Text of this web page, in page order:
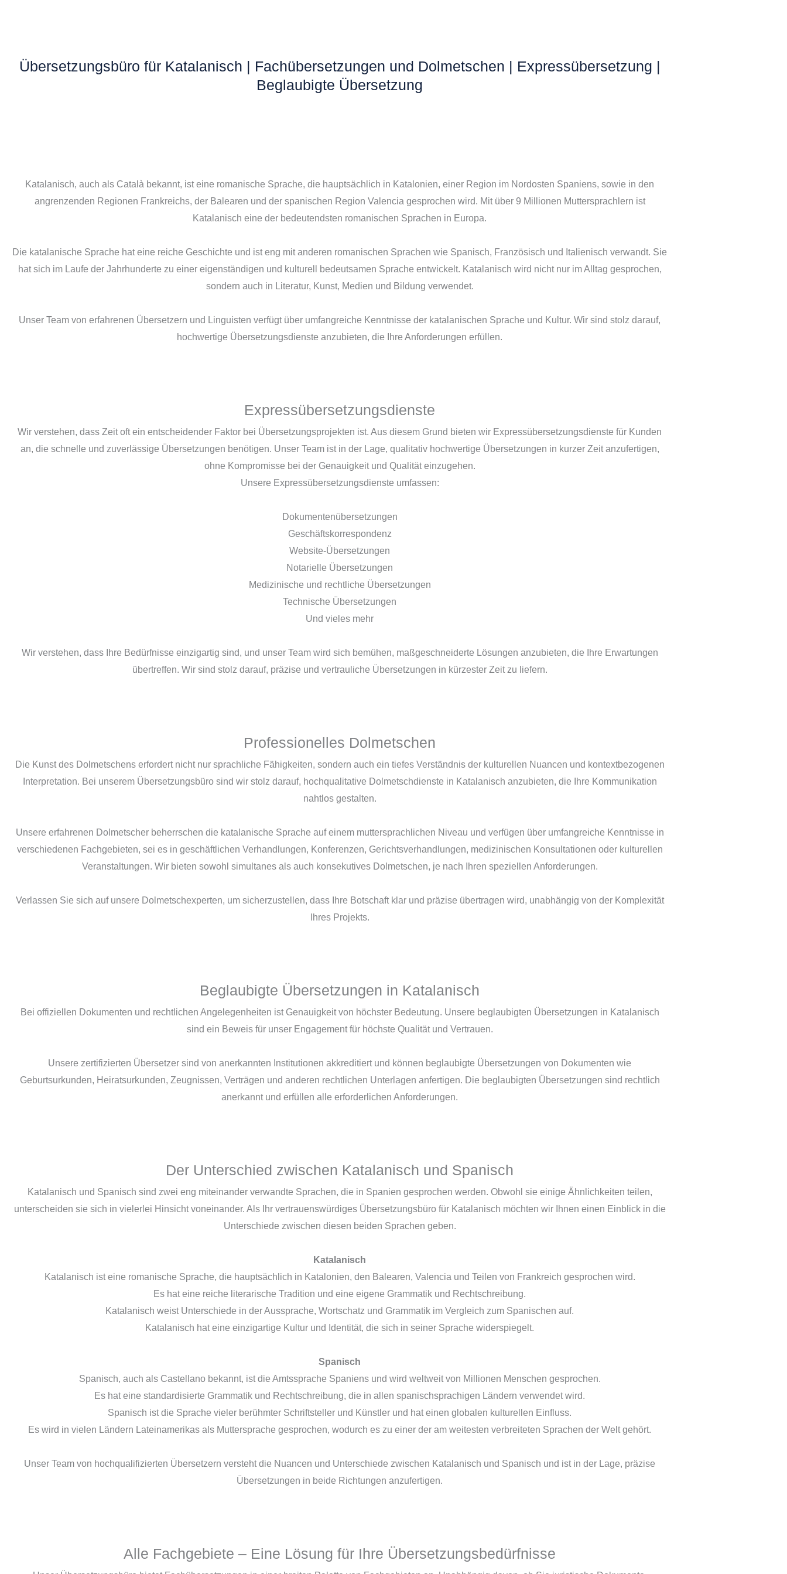
Übersetzungsbüro für Katalanisch | Fachübersetzungen und Dolmetschen | Expressübersetzung |
Beglaubigte Übersetzung
Katalanisch, auch als Català bekannt, ist eine romanische Sprache, die hauptsächlich in Katalonien, einer Region im Nordosten Spaniens, sowie in den
angrenzenden Regionen Frankreichs, der Balearen und der spanischen Region Valencia gesprochen wird. Mit über 9 Millionen Muttersprachlern ist
Katalanisch eine der bedeutendsten romanischen Sprachen in Europa.
Die katalanische Sprache hat eine reiche Geschichte und ist eng mit anderen romanischen Sprachen wie Spanisch, Französisch und Italienisch verwandt. Sie
hat sich im Laufe der Jahrhunderte zu einer eigenständigen und kulturell bedeutsamen Sprache entwickelt. Katalanisch wird nicht nur im Alltag gesprochen,
sondern auch in Literatur, Kunst, Medien und Bildung verwendet.
Unser Team von erfahrenen Übersetzern und Linguisten verfügt über umfangreiche Kenntnisse der katalanischen Sprache und Kultur. Wir sind stolz darauf,
hochwertige Übersetzungsdienste anzubieten, die Ihre Anforderungen erfüllen.
Expressübersetzungsdienste
Wir verstehen, dass Zeit oft ein entscheidender Faktor bei Übersetzungsprojekten ist. Aus diesem Grund bieten wir Expressübersetzungsdienste für Kunden
an, die schnelle und zuverlässige Übersetzungen benötigen. Unser Team ist in der Lage, qualitativ hochwertige Übersetzungen in kurzer Zeit anzufertigen,
ohne Kompromisse bei der Genauigkeit und Qualität einzugehen.
Unsere Expressübersetzungsdienste umfassen:
Dokumentenübersetzungen
Geschäftskorrespondenz
Website-Übersetzungen
Notarielle Übersetzungen
Medizinische und rechtliche Übersetzungen
Technische Übersetzungen
Und vieles mehr
Wir verstehen, dass Ihre Bedürfnisse einzigartig sind, und unser Team wird sich bemühen, maßgeschneiderte Lösungen anzubieten, die Ihre Erwartungen
übertreffen. Wir sind stolz darauf, präzise und vertrauliche Übersetzungen in kürzester Zeit zu liefern.
Professionelles Dolmetschen
Die Kunst des Dolmetschens erfordert nicht nur sprachliche Fähigkeiten, sondern auch ein tiefes Verständnis der kulturellen Nuancen und kontextbezogenen
Interpretation. Bei unserem Übersetzungsbüro sind wir stolz darauf, hochqualitative Dolmetschdienste in Katalanisch anzubieten, die Ihre Kommunikation
nahtlos gestalten.
Unsere erfahrenen Dolmetscher beherrschen die katalanische Sprache auf einem muttersprachlichen Niveau und verfügen über umfangreiche Kenntnisse in
verschiedenen Fachgebieten, sei es in geschäftlichen Verhandlungen, Konferenzen, Gerichtsverhandlungen, medizinischen Konsultationen oder kulturellen
Veranstaltungen. Wir bieten sowohl simultanes als auch konsekutives Dolmetschen, je nach Ihren speziellen Anforderungen.
Verlassen Sie sich auf unsere Dolmetschexperten, um sicherzustellen, dass Ihre Botschaft klar und präzise übertragen wird, unabhängig von der Komplexität
Ihres Projekts.
Beglaubigte Übersetzungen in Katalanisch
Bei offiziellen Dokumenten und rechtlichen Angelegenheiten ist Genauigkeit von höchster Bedeutung. Unsere beglaubigten Übersetzungen in Katalanisch
sind ein Beweis für unser Engagement für höchste Qualität und Vertrauen.
Unsere zertifizierten Übersetzer sind von anerkannten Institutionen akkreditiert und können beglaubigte Übersetzungen von Dokumenten wie
Geburtsurkunden, Heiratsurkunden, Zeugnissen, Verträgen und anderen rechtlichen Unterlagen anfertigen. Die beglaubigten Übersetzungen sind rechtlich
anerkannt und erfüllen alle erforderlichen Anforderungen.
Der Unterschied zwischen Katalanisch und Spanisch
Katalanisch und Spanisch sind zwei eng miteinander verwandte Sprachen, die in Spanien gesprochen werden. Obwohl sie einige Ähnlichkeiten teilen,
unterscheiden sie sich in vielerlei Hinsicht voneinander. Als Ihr vertrauenswürdiges Übersetzungsbüro für Katalanisch möchten wir Ihnen einen Einblick in die
Unterschiede zwischen diesen beiden Sprachen geben.
Katalanisch
Katalanisch ist eine romanische Sprache, die hauptsächlich in Katalonien, den Balearen, Valencia und Teilen von Frankreich gesprochen wird.
Es hat eine reiche literarische Tradition und eine eigene Grammatik und Rechtschreibung.
Katalanisch weist Unterschiede in der Aussprache, Wortschatz und Grammatik im Vergleich zum Spanischen auf.
Katalanisch hat eine einzigartige Kultur und Identität, die sich in seiner Sprache widerspiegelt.
Spanisch
Spanisch, auch als Castellano bekannt, ist die Amtssprache Spaniens und wird weltweit von Millionen Menschen gesprochen.
Es hat eine standardisierte Grammatik und Rechtschreibung, die in allen spanischsprachigen Ländern verwendet wird.
Spanisch ist die Sprache vieler berühmter Schriftsteller und Künstler und hat einen globalen kulturellen Einfluss.
Es wird in vielen Ländern Lateinamerikas als Muttersprache gesprochen, wodurch es zu einer der am weitesten verbreiteten Sprachen der Welt gehört.
Unser Team von hochqualifizierten Übersetzern versteht die Nuancen und Unterschiede zwischen Katalanisch und Spanisch und ist in der Lage, präzise
Übersetzungen in beide Richtungen anzufertigen.
Alle Fachgebiete – Eine Lösung für Ihre Übersetzungsbedürfnisse